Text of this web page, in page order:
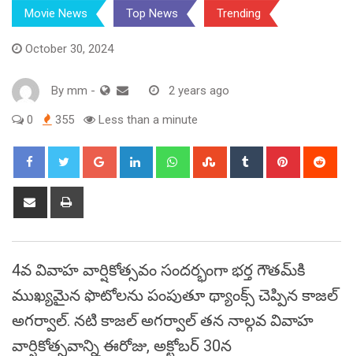
Movie News Top News Trending
October 30, 2024
By mm - 2 years ago
0 355 Less than a minute
Google+ LinkedIn WhatsappStumbleUpon
Tumblr Pinterest
Share
4వ వివాహ వార్షికోత్సవం సందర్భంగా భర్త గౌతమ్‌కి
ముఖ్యమైన ఫొటోలను పంపుతూ థ్యాంక్స్ చెప్పిన కాజల్
అగర్వాల్. నటి కాజల్ అగర్వాల్ తన నాల్గవ వివాహ
వార్షికోత్సవాన్ని ఈరోజు, అక్టోబర్ 30న